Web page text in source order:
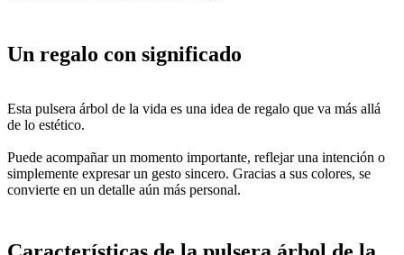
Un regalo con significado
Esta pulsera árbol de la vida es una idea de regalo que va más allá
de lo estético.
Puede acompañar un momento importante, reflejar una intención o
simplemente expresar un gesto sincero. Gracias a sus colores, se
convierte en un detalle aún más personal.